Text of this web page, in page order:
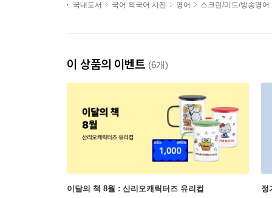
국내도서
국어 외국어 사전 영어 스크린/미드/방송영어
이 상품의 이벤트 (6개)
이달의 책 8월 : 산리오캐릭터즈 유리컵 정